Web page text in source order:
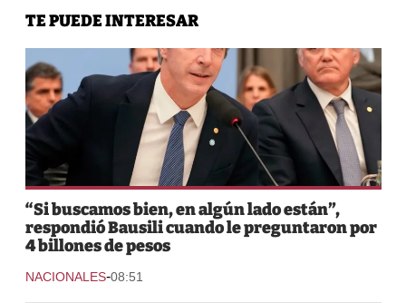
TE PUEDE INTERESAR
“Si buscamos bien, en algún lado están”,
respondió Bausili cuando le preguntaron por
4 billones de pesos
NACIONALES-08:51